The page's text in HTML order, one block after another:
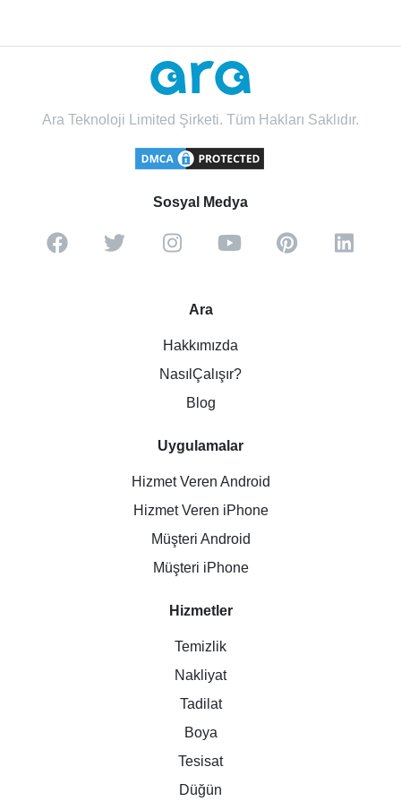
Ara Teknoloji Limited Şirketi. Tüm Hakları Saklıdır.
Sosyal Medya
Ara
Hakkımızda
NasılÇalışır?
Blog
Uygulamalar
Hizmet Veren Android
Hizmet Veren iPhone
Müşteri Android
Müşteri iPhone
Hizmetler
Temizlik
Nakliyat
Tadilat
Boya
Tesisat
Düğün